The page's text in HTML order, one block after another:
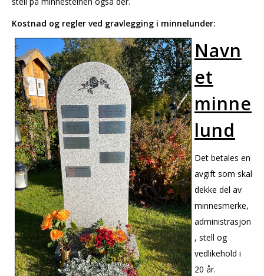
Kostnad og regler ved gravlegging i minnelunder:
Navn
et
minne
lund
Det betales en
avgift som skal
dekke del av
minnesmerke,
administrasjon
, stell og
vedlikehold i
20 år.